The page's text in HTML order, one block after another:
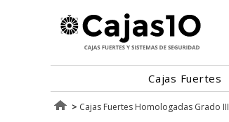
Cajas Fuertes
> Cajas Fuertes Homologadas Grado III